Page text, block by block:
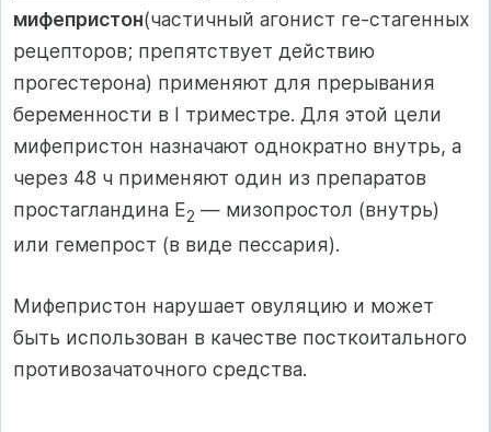
мифепристон(частичный агонист ге-стагенных
рецепторов; препятствует действию
прогестерона) применяют для прерывания
беременности в I триместре. Для этой цели
мифепристон назначают однократно внутрь, а
через 48 ч применяют один из препаратов
простагландина Е2 — мизопростол (внутрь)
или гемепрост (в виде пессария).
Мифепристон нарушает овуляцию и может
быть использован в качестве посткоитального
противозачаточного средства.